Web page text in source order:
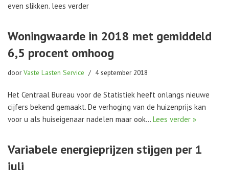
even slikken. lees verder
Woningwaarde in 2018 met gemiddeld
6,5 procent omhoog
doorVaste Lasten Service 4 september 2018
Het Centraal Bureau voor de Statistiek heeft onlangs nieuwe
cijfers bekend gemaakt. De verhoging van de huizenprijs kan
voor u als huiseigenaar nadelen maar ook… Lees verder »
Variabele energieprijzen stijgen per 1
juli